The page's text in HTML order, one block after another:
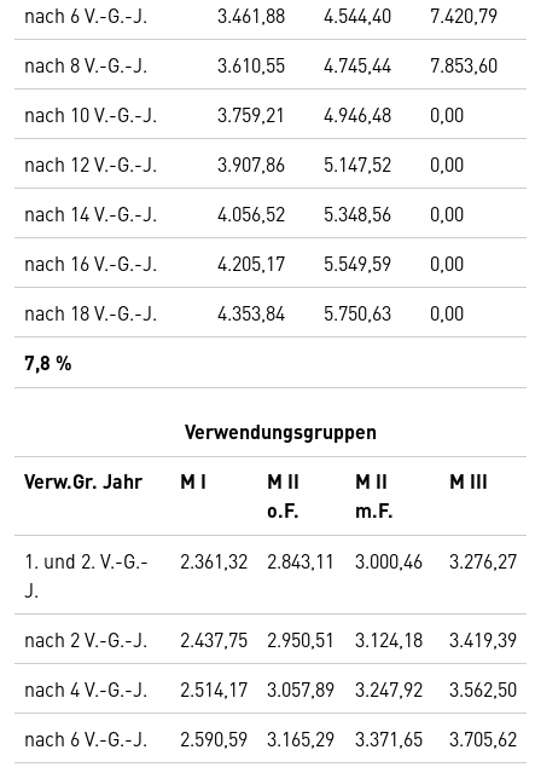
nach 6 V.-G.-J.
3.461,88 4.544,40
7.420,79
nach 8 V.-G.-J.
3.610,55 4.745,44
7.853,60
nach 10 V.-G.-J.
3.759,21 4.946,48
0,00
nach 12 V.-G.-J.
3.907,86 5.147,52
0,00
nach 14 V.-G.-J.
4.056,52 5.348,56
0,00
nach 16 V.-G.-J.
4.205,17 5.549,59
0,00
nach 18 V.-G.-J.
4.353,84 5.750,63 0,00
7,8 %
Verwendungsgruppen
Verw.Gr. Jahr
M I
M II
o.F.
M II
m.F.
M III
1. und 2. V.-G.-
J.
2.361,32 2.843,11 3.000,46 3.276,27
nach 2 V.-G.-J. 2.437,75 2.950,51 3.124,18
3.419,39
nach 4 V.-G.-J.
2.514,17 3.057,89 3.247,92
3.562,50
nach 6 V.-G.-J.
2.590,59 3.165,29 3.371,65
3.705,62